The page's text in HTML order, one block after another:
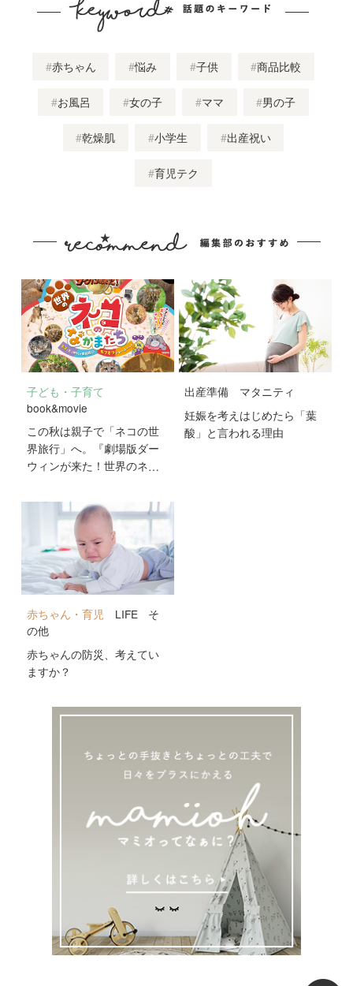
赤ちゃん 悩み 子供 商品比較
お風呂 女の子 ママ 男の子
乾燥肌 小学生 出産祝い
育児テク
子ども・子育て
book&movie
この秋は親子で「ネコの世
界旅行」へ。『劇場版ダー
ウィンが来た！世界のネコ
公開！
出産準備
マタニティ
妊娠を考えはじめたら「葉
酸」と言われる理由
赤ちゃん・育児 LIFE
そ
の他
赤ちゃんの防災、考えてい
ますか？